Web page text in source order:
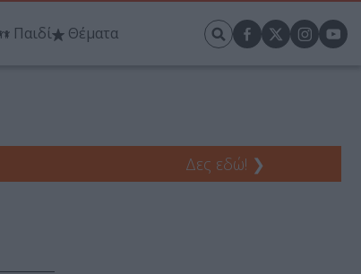
Παιδί Θέματα
Δες εδώ! ❯